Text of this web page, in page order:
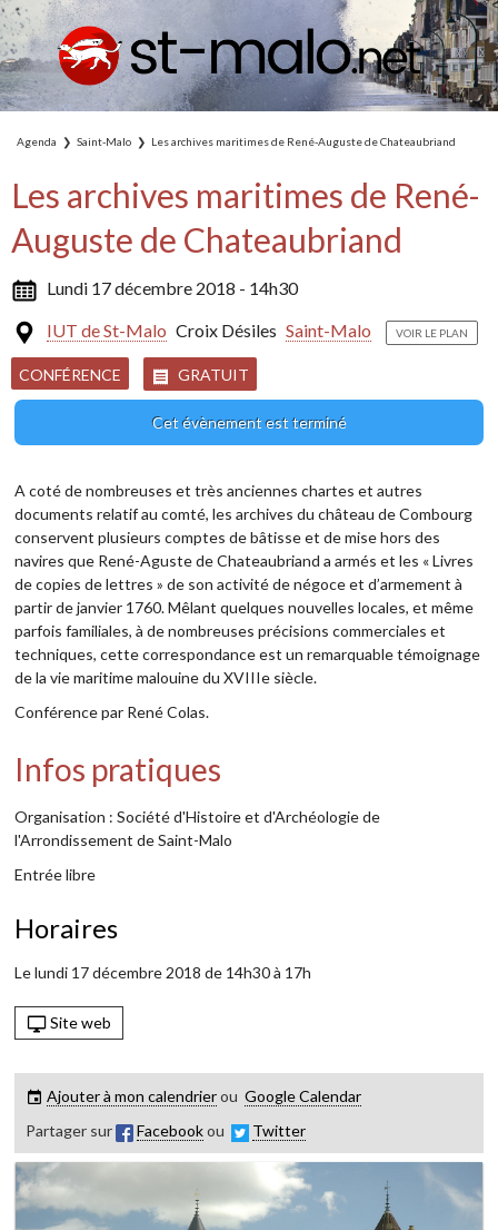
Agenda Saint-Malo Les archives maritimes de René-Auguste de Chateaubriand
Les archives maritimes de René-
Auguste de Chateaubriand
Lundi 17 décembre 2018 - 14h30
IUT de St-Malo Croix Désiles Saint-Malo VOIR LE PLAN
CONFÉRENCE GRATUIT
Cet évènement est terminé
A coté de nombreuses et très anciennes chartes et autres
documents relatif au comté, les archives du château de Combourg
conservent plusieurs comptes de bâtisse et de mise hors des
navires que René-Aguste de Chateaubriand a armés et les « Livres
de copies de lettres » de son activité de négoce et d’armement à
partir de janvier 1760. Mêlant quelques nouvelles locales, et même
parfois familiales, à de nombreuses précisions commerciales et
techniques, cette correspondance est un remarquable témoignage
de la vie maritime malouine du XVIIIe siècle.
Conférence par René Colas.
Infos pratiques
Organisation : Société d'Histoire et d'Archéologie de
l'Arrondissement de Saint-Malo
Entrée libre
Horaires
Le lundi 17 décembre 2018 de 14h30 à 17h
Site web
Ajouter à mon calendrierou Google Calendar
Partager sur
Facebookou Twitter